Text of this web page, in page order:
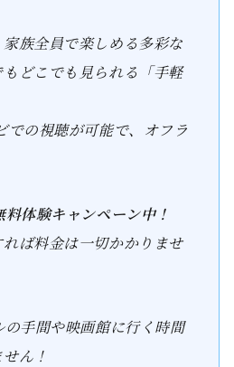
族全員で楽しめる多彩な
どこでも見られる「手軽
での視聴が可能で、オフラ
体験キャンペーン中！
ば料金は一切かかりませ
の手間や映画館に行く時間
ん！